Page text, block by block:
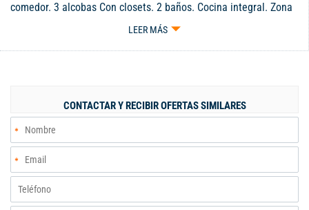
comedor. 3 alcobas Con closets. 2 baños. Cocina integral. Zona
de oficios con baño y habitación de servicio, Parqueadero
piscina, sauna, zonas comunes en excelente estado. Zona
LEER MÁS
CONTACTAR Y RECIBIR OFERTAS SIMILARES